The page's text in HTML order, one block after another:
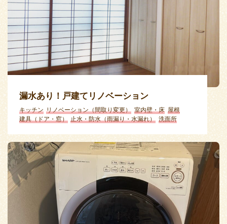
漏水あり！戸建てリノベーション
キッチン リノベーション（間取り変更） 室内壁・床 屋根
建具（ドア・窓）
止水・防水（雨漏り・水漏れ） 洗面所